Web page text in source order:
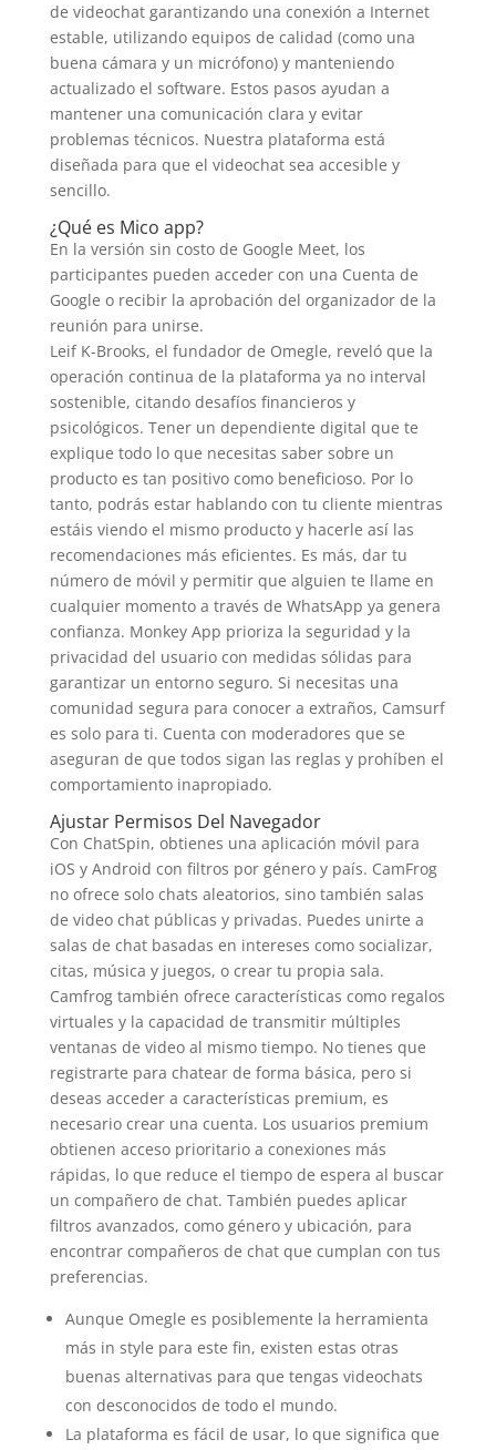
de videochat garantizando una conexión a Internet
estable, utilizando equipos de calidad (como una
buena cámara y un micrófono) y manteniendo
actualizado el software. Estos pasos ayudan a
mantener una comunicación clara y evitar
problemas técnicos. Nuestra plataforma está
diseñada para que el videochat sea accesible y
sencillo.
¿Qué es Mico app?
En la versión sin costo de Google Meet, los
participantes pueden acceder con una Cuenta de
Google o recibir la aprobación del organizador de la
reunión para unirse.
Leif K-Brooks, el fundador de Omegle, reveló que la
operación continua de la plataforma ya no interval
sostenible, citando desafíos financieros y
psicológicos. Tener un dependiente digital que te
explique todo lo que necesitas saber sobre un
producto es tan positivo como beneficioso. Por lo
tanto, podrás estar hablando con tu cliente mientras
estáis viendo el mismo producto y hacerle así las
recomendaciones más eficientes. Es más, dar tu
número de móvil y permitir que alguien te llame en
cualquier momento a través de WhatsApp ya genera
confianza. Monkey App prioriza la seguridad y la
privacidad del usuario con medidas sólidas para
garantizar un entorno seguro. Si necesitas una
comunidad segura para conocer a extraños, Camsurf
es solo para ti. Cuenta con moderadores que se
aseguran de que todos sigan las reglas y prohíben el
comportamiento inapropiado.
Ajustar Permisos Del Navegador
Con ChatSpin, obtienes una aplicación móvil para
iOS y Android con filtros por género y país. CamFrog
no ofrece solo chats aleatorios, sino también salas
de video chat públicas y privadas. Puedes unirte a
salas de chat basadas en intereses como socializar,
citas, música y juegos, o crear tu propia sala.
Camfrog también ofrece características como regalos
virtuales y la capacidad de transmitir múltiples
ventanas de video al mismo tiempo. No tienes que
registrarte para chatear de forma básica, pero si
deseas acceder a características premium, es
necesario crear una cuenta. Los usuarios premium
obtienen acceso prioritario a conexiones más
rápidas, lo que reduce el tiempo de espera al buscar
un compañero de chat. También puedes aplicar
filtros avanzados, como género y ubicación, para
encontrar compañeros de chat que cumplan con tus
preferencias.
Aunque Omegle es posiblemente la herramienta
más in style para este fin, existen estas otras
buenas alternativas para que tengas videochats
con desconocidos de todo el mundo.
La plataforma es fácil de usar, lo que significa que